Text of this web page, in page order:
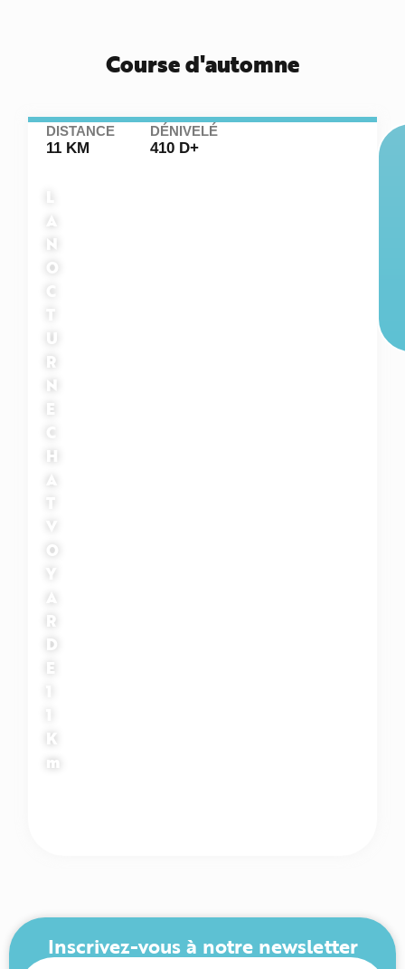
Course d'automne
A
N
O
C
U
R
N
E
C
H
A
V
O
Y
A
R
D
E
K
m
DISTANCE
11 KM
DÉNIVELÉ
410 D+
Inscrivez-vous à notre newsletter